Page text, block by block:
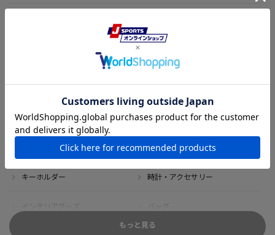
アウトレット サイン・記念グッズ
ボブルヘッド・ぬいぐるみ Tシャツ
DVD・ブルーレイ 雑貨
キーホルダー 時計・アクセサリー
インテリアグッズ バッグ
もっと見る